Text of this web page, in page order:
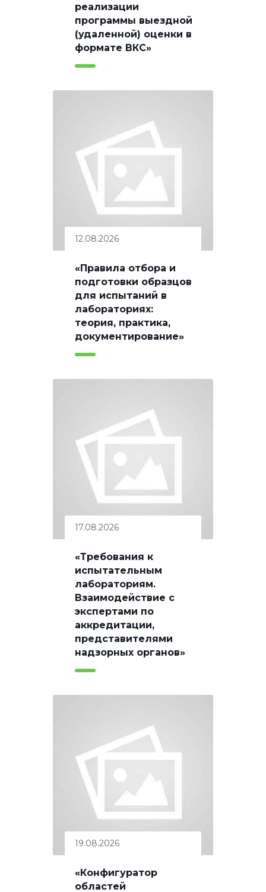
реализации
программы выездной
(удаленной) оценки в
формате ВКС»
12.08.2026
«Правила отбора и
подготовки образцов
для испытаний в
лабораториях:
теория, практика,
документирование»
17.08.2026
«Требования к
испытательным
лабораториям.
Взаимодействие с
экспертами по
аккредитации,
представителями
надзорных органов»
19.08.2026
«Конфигуратор
областей